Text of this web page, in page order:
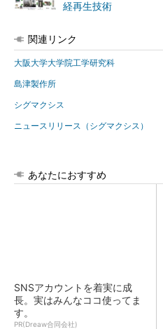
経再生技術
関連リンク
大阪大学大学院工学研究科
島津製作所
シグマクシス
ニュースリリース（シグマクシス）
あなたにおすすめ
SNSアカウントを着実に成
長。実はみんなココ使ってま
す。
PR(Dreaw合同会社)